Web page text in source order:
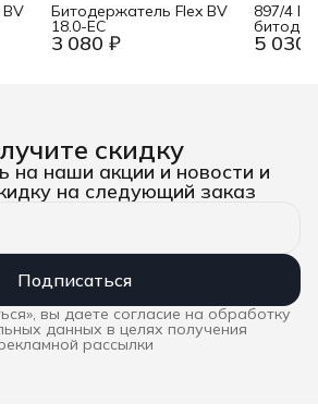
3 080 ₽
Битодержатель Flex BV
18.0-EC
5 030
897/4
1/
скидку
на наши акции и новости и
на следующий заказ
Подписаться
вы даете согласие на обработку
данных в целях получения
рассылки